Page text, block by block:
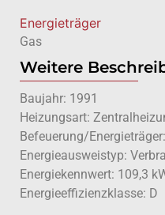
Energieträger
Gas
Weitere
Baujahr: 1991
Heizungsart:
Befeuerung/
Energieausweistyp:
Energiekennwert: 109,3
Energieeffizienzklasse: D